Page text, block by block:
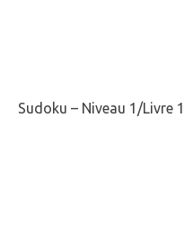
Sudoku – Niveau 1/Livre 1